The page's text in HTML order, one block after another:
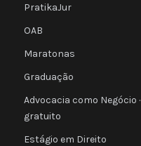
PratikaJur
OAB
Maratonas
Graduação
Advocacia como Negócio ·
gratuito
Estágio em Direito